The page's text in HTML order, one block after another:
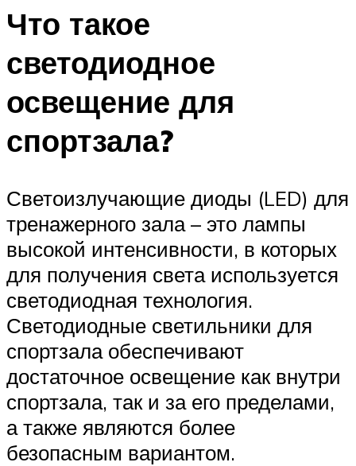
Что такое
светодиодное
освещение для
спортзала?
Светоизлучающие диоды (LED) для
тренажерного зала – это лампы
высокой интенсивности, в которых
для получения света используется
светодиодная технология.
Светодиодные светильники для
спортзала обеспечивают
достаточное освещение как внутри
спортзала, так и за его пределами,
а также являются более
безопасным вариантом.